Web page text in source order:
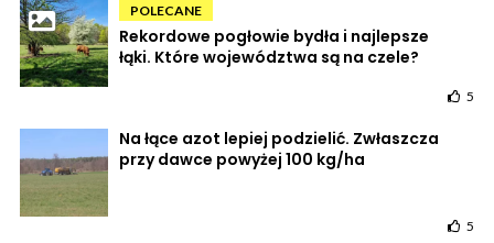
POLECANE
Rekordowe pogłowie bydła i najlepsze
łąki. Które województwa są na czele?
5
Na łące azot lepiej podzielić. Zwłaszcza
przy dawce powyżej 100 kg/ha
5